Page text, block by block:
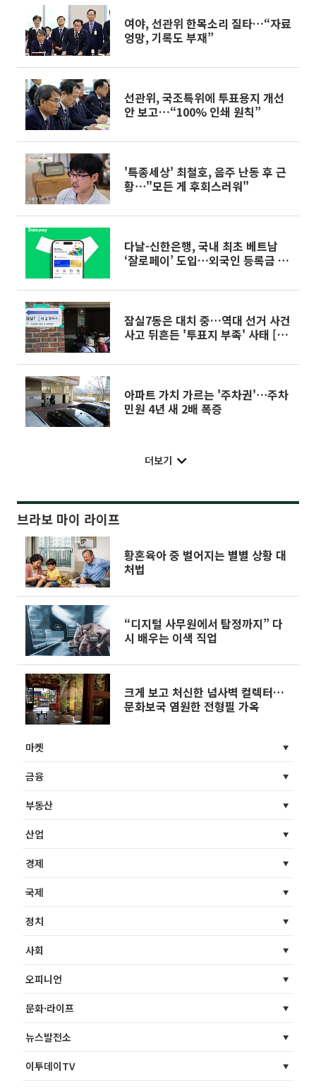
여야, 선관위 한목소리 질타…“자료
엉망, 기록도 부재”
선관위, 국조특위에 투표용지 개선
안 보고…“100% 인쇄 원칙”
'특종세상' 최철호, 음주 난동 후 근
황⋯"모든 게 후회스러워"
다날-신한은행, 국내 최초 베트남
‘잘로페이’ 도입…외국인 등록금 결
잠실7동은 대치 중…역대 선거 사건
사고 뒤흔든 '투표지 부족' 사태 [이
아파트 가치 가르는 '주차권'⋯주차
민원 4년 새 2배 폭증
더보기
브라보 마이 라이프
황혼육아 중 벌어지는 별별 상황 대
처법
“디지털 사무원에서 탐정까지” 다
시 배우는 이색 직업
크게 보고 처신한 넘사벽 컬렉터…
문화보국 염원한 전형필 가옥
마켓
금융
부동산
산업
경제
국제
정치
사회
오피니언
문화·라이프
뉴스발전소
이투데이TV